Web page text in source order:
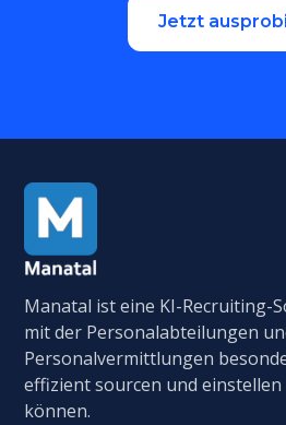
Jetzt
Manatal ist eine KI-Recruiting-
mit der Personalabteilungen
Personalvermittlungen
effizient sourcen und einstellen
können.